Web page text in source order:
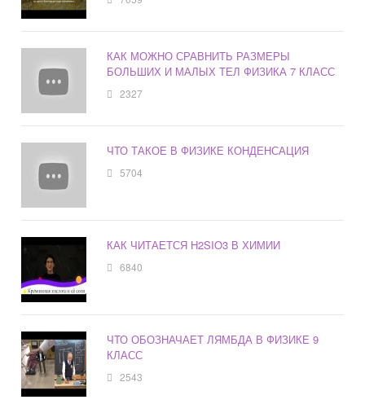
КАК МОЖНО СРАВНИТЬ РАЗМЕРЫ
БОЛЬШИХ И МАЛЫХ ТЕЛ ФИЗИКА 7 КЛАСС
2327
ЧТО ТАКОЕ В ФИЗИКЕ КОНДЕНСАЦИЯ
5704
КАК ЧИТАЕТСЯ H2SIO3 В ХИМИИ
6840
ЧТО ОБОЗНАЧАЕТ ЛЯМБДА В ФИЗИКЕ 9
КЛАСС
2543